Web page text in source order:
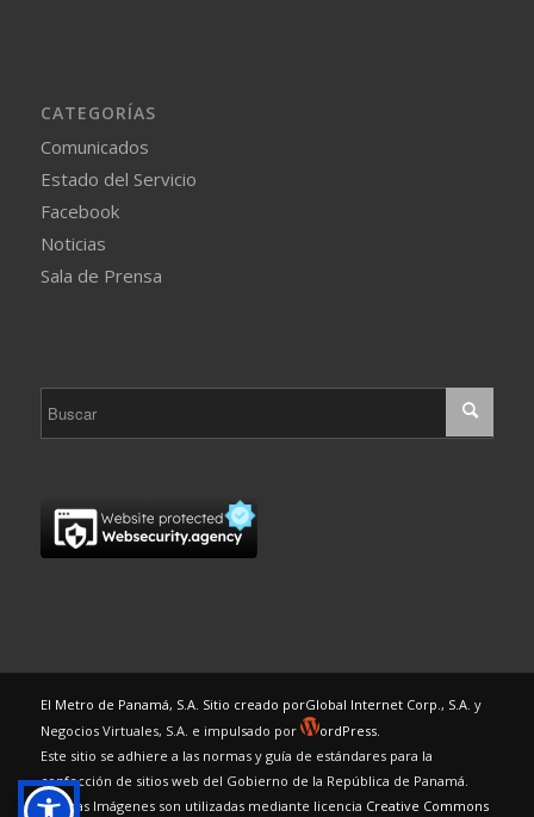
CATEGORÍAS
Comunicados
Estado del Servicio
Facebook
Noticias
Sala de Prensa
El Metro de Panamá, S.A. Sitio creado porGlobal Internet Corp., S.A. y
Negocios Virtuales, S.A. e impulsado por
ordPress.
Este sitio se adhiere a las normas y guía de estándares para la
confección de sitios web del Gobierno de la República de Panamá.
Algunas Imágenes son utilizadas mediante licencia Creative Commons